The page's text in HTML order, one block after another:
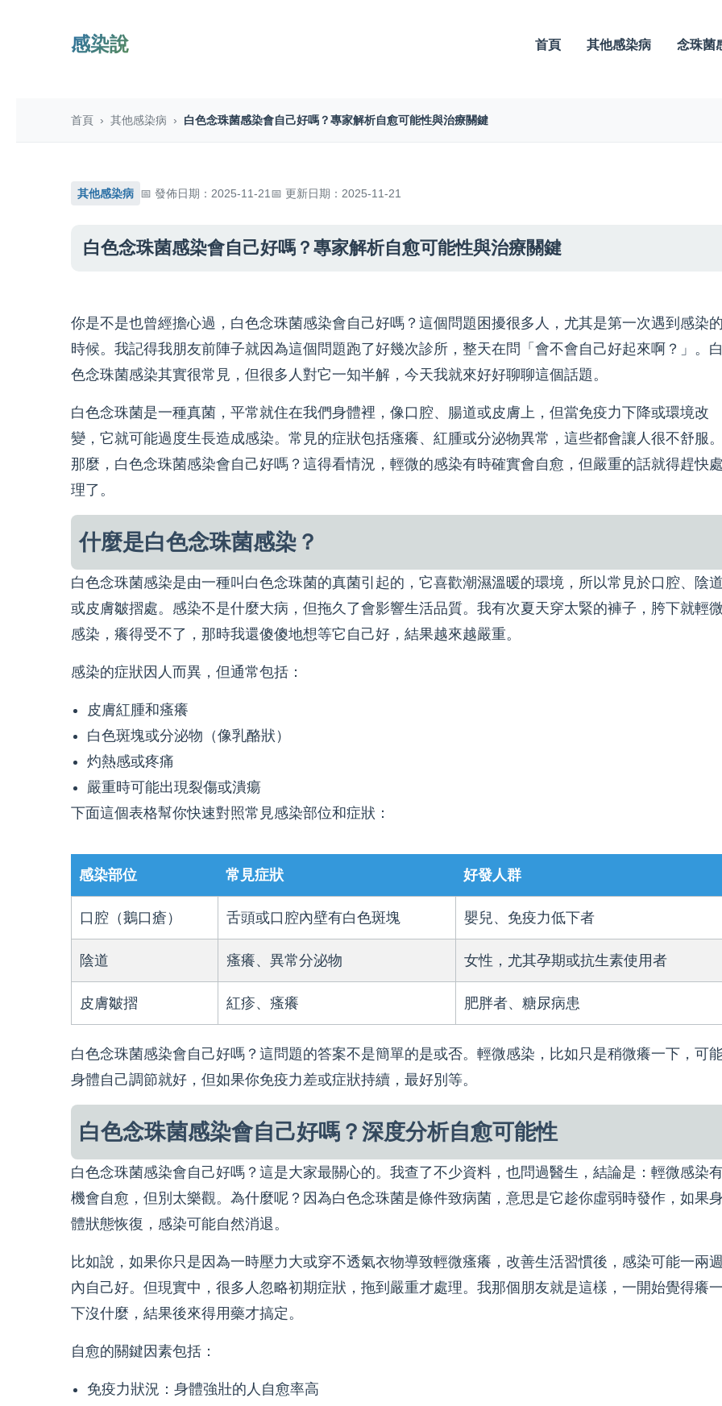
感染說 首頁 其他感染病 念珠菌
首頁 › 其他感染病 › 白色念珠菌感染會自己好嗎？專家解析自愈可能性與治療關鍵
其他感染病 發佈日期：2025-11-21 更新日期：2025-11-21
白色念珠菌感染會自己好嗎？專家解析自愈可能性與治療關鍵
你是不是也曾經擔心過，白色念珠菌感染會自己好嗎？這個問題困擾很多人，尤其是第一次遇到感染
時候。我記得我朋友前陣子就因為這個問題跑了好幾次診所，整天在問「會不會自己好起來啊？」。
色念珠菌感染其實很常見，但很多人對它一知半解，今天我就來好好聊聊這個話題。
白色念珠菌是一種真菌，平常就住在我們身體裡，像口腔、腸道或皮膚上，但當免疫力下降或環境改
變，它就可能過度生長造成感染。常見的症狀包括瘙癢、紅腫或分泌物異常，這些都會讓人很不舒服
那麼，白色念珠菌感染會自己好嗎？這得看情況，輕微的感染有時確實會自愈，但嚴重的話就得趕快
理了。
什麼是白色念珠菌感染？
白色念珠菌感染是由一種叫白色念珠菌的真菌引起的，它喜歡潮濕溫暖的環境，所以常見於口腔、陰
或皮膚皺摺處。感染不是什麼大病，但拖久了會影響生活品質。我有次夏天穿太緊的褲子，胯下就輕
感染，癢得受不了，那時我還傻傻地想等它自己好，結果越來越嚴重。
感染的症狀因人而異，但通常包括：
皮膚紅腫和瘙癢
白色斑塊或分泌物（像乳酪狀）
灼熱感或疼痛
嚴重時可能出現裂傷或潰瘍
下面這個表格幫你快速對照常見感染部位和症狀：
感染部位 常見症狀 好發人群
口腔（鵝口瘡） 舌頭或口腔內壁有白色斑塊 嬰兒、免疫力低下者
陰道 瘙癢、異常分泌物 女性，尤其孕期或抗生素使用者
皮膚皺摺 紅疹、瘙癢 肥胖者、糖尿病患
白色念珠菌感染會自己好嗎？這問題的答案不是簡單的是或否。輕微感染，比如只是稍微癢一下，可
身體自己調節就好，但如果你免疫力差或症狀持續，最好別等。
白色念珠菌感染會自己好嗎？深度分析自愈可能性
白色念珠菌感染會自己好嗎？這是大家最關心的。我查了不少資料，也問過醫生，結論是：輕微感染
機會自愈，但別太樂觀。為什麼呢？因為白色念珠菌是條件致病菌，意思是它趁你虛弱時發作，如果
體狀態恢復，感染可能自然消退。
比如說，如果你只是因為一時壓力大或穿不透氣衣物導致輕微瘙癢，改善生活習慣後，感染可能一兩
內自己好。但現實中，很多人忽略初期症狀，拖到嚴重才處理。我那個朋友就是這樣，一開始覺得癢
下沒什麼，結果後來得用藥才搞定。
自愈的關鍵因素包括：
免疫力狀況：身體強壯的人自愈率高